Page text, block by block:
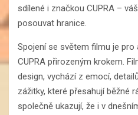
sdílené i značkou CUPRA –
posouvat hranice.
Spojení se světem filmu je
CUPRA přirozeným krokem.
design, vychází z emocí,
zážitky, které přesahují běžné
společně ukazují, že i v